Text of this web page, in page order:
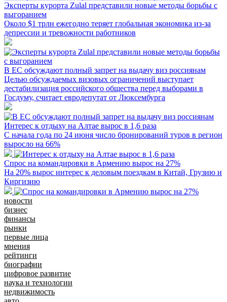
Эксперты курорта Zulal представили новые методы борьбы с
выгоранием
Около $1 трлн ежегодно теряет глобальная экономика из-за
депрессии и тревожности работников
В ЕС обсуждают полный запрет на выдачу виз россиянам
Целью обсуждаемых визовых ограничений выступает
дестабилизация российского общества перед выборами в
Госдуму, считает евродепутат от Люксембурга
Интерес к отдыху на Алтае вырос в 1,6 раза
С начала года по 24 июня число бронирований туров в регион
выросло на 66%
Спрос на командировки в Армению вырос на 27%
На 20% вырос интерес к деловым поездкам в Китай, Грузию и
Киргизию
новости
бизнес
финансы
рынки
первые лица
мнения
рейтинги
биографии
цифровое развитие
наука и технологии
недвижимость